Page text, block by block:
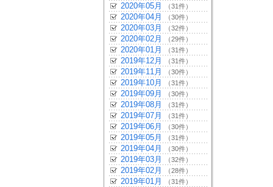
2020年05月 （31件）
2020年04月 （30件）
2020年03月 （32件）
2020年02月 （29件）
2020年01月 （31件）
2019年12月 （31件）
2019年11月 （30件）
2019年10月 （31件）
2019年09月 （30件）
2019年08月 （31件）
2019年07月 （31件）
2019年06月 （30件）
2019年05月 （31件）
2019年04月 （30件）
2019年03月 （32件）
2019年02月 （28件）
2019年01月 （31件）